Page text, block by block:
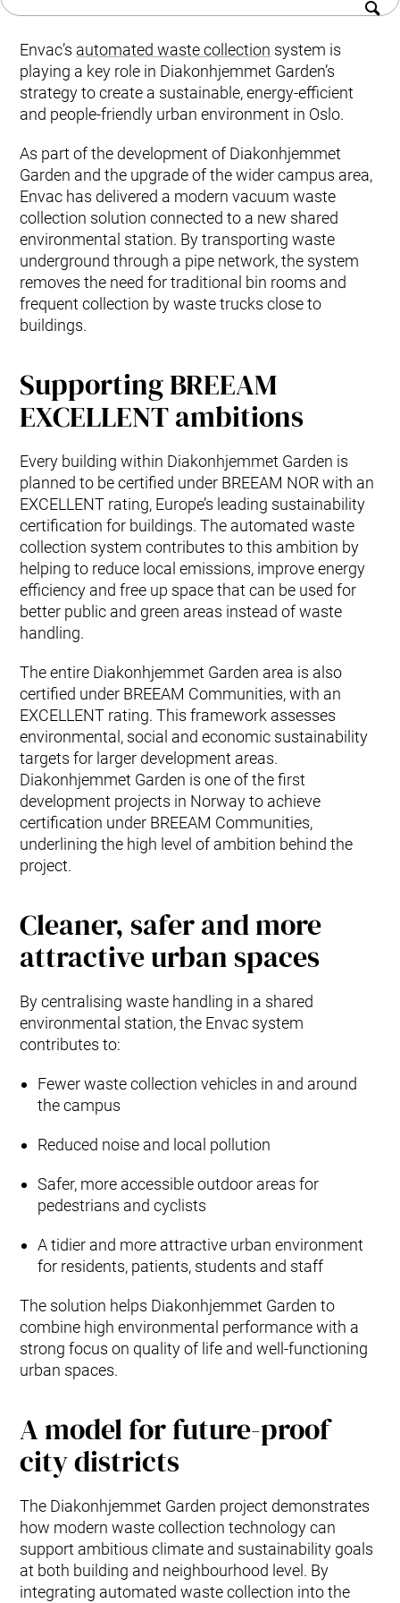
Envac ReFlow
Järjestelmän huolto ja palvelut
Modernisointi ja päivitys
Suunnittelu
Jätelajit
Käyttäjäkokemus
Ota yhteyttä
Kestävä kehitys ja vaikutukset
Kestävä kehitys
Tutkimus ja kehitys innovaation edistäjänä
Ota yhteyttä
Envac’s automated waste collection system is
playing a key role in Diakonhjemmet Garden’s
strategy to create a sustainable, energy-efficient
and people-friendly urban environment in Oslo.
As part of the development of Diakonhjemmet
Garden and the upgrade of the wider campus area,
Envac has delivered a modern vacuum waste
collection solution connected to a new shared
environmental station. By transporting waste
underground through a pipe network, the system
removes the need for traditional bin rooms and
frequent collection by waste trucks close to
buildings.
Supporting BREEAM
EXCELLENT ambitions
Every building within Diakonhjemmet Garden is
planned to be certified under BREEAM NOR with an
EXCELLENT rating, Europe’s leading sustainability
certification for buildings. The automated waste
collection system contributes to this ambition by
helping to reduce local emissions, improve energy
efficiency and free up space that can be used for
better public and green areas instead of waste
handling.
The entire Diakonhjemmet Garden area is also
certified under BREEAM Communities, with an
EXCELLENT rating. This framework assesses
environmental, social and economic sustainability
targets for larger development areas.
Diakonhjemmet Garden is one of the first
development projects in Norway to achieve
certification under BREEAM Communities,
underlining the high level of ambition behind the
project.
Cleaner, safer and more
attractive urban spaces
By centralising waste handling in a shared
environmental station, the Envac system
contributes to:
Fewer waste collection vehicles in and around
the campus
Reduced noise and local pollution
Safer, more accessible outdoor areas for
pedestrians and cyclists
A tidier and more attractive urban environment
for residents, patients, students and staff
The solution helps Diakonhjemmet Garden to
combine high environmental performance with a
strong focus on quality of life and well-functioning
urban spaces.
A model for future-proof
city districts
The Diakonhjemmet Garden project demonstrates
how modern waste collection technology can
support ambitious climate and sustainability goals
at both building and neighbourhood level. By
integrating automated waste collection into the